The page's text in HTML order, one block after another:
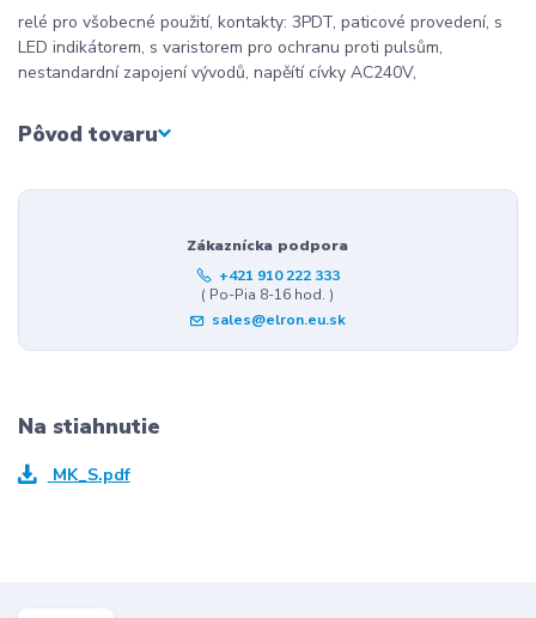
relé pro všobecné použití, kontakty: 3PDT, paticové provedení, s
LED indikátorem, s varistorem pro ochranu proti pulsům,
nestandardní zapojení vývodů, napěítí cívky AC240V,
Pôvod tovaru
Zákaznícka podpora
+421 910 222 333
( Po-Pia 8-16 hod. )
sales@elron.eu.sk
Na stiahnutie
MK_S.pdf